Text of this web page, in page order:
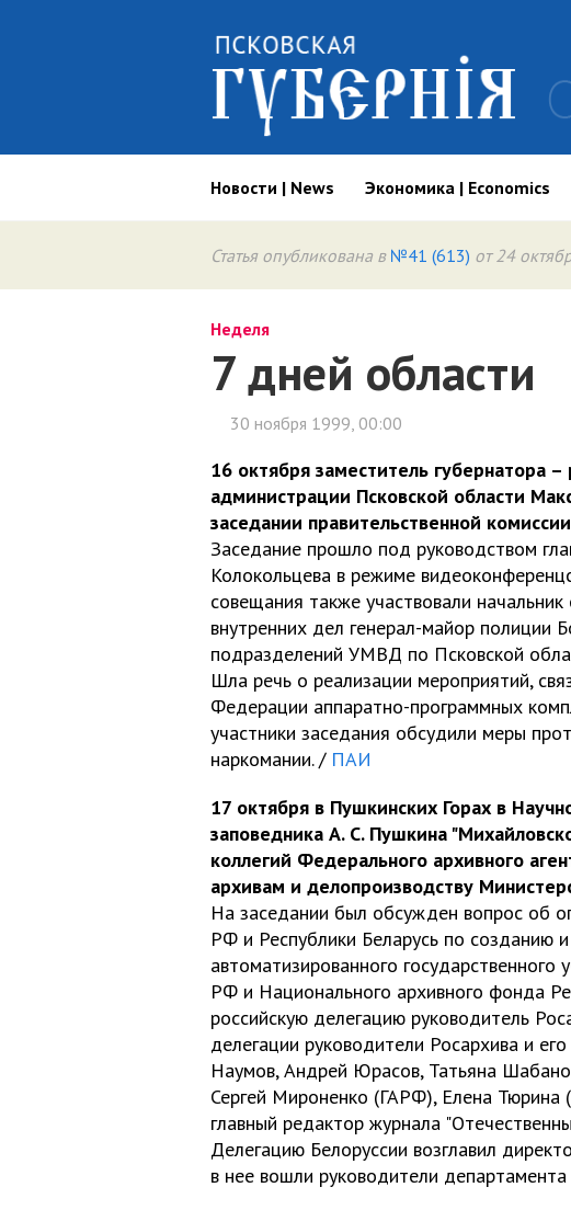
Новости | News Экономика | Economics
Статья опубликована в №41 (613) от 24
Неделя
7 дней области
30 ноября 1999, 00:00
16 октября заместитель губернатора
администрации Псковской области
заседании правительственной
Заседание прошло под руководством
Колокольцева в режиме
совещания также участвовали
внутренних дел генерал-майор полиции
подразделений УМВД по Псковской
Шла речь о реализации мероприятий,
Федерации аппаратно-программных
участники заседания обсудили меры
наркомании. / ПАИ
17 октября в Пушкинских Горах в
заповедника А. С. Пушкина
коллегий Федерального архивного
архивам и делопроизводству
На заседании был обсужден вопрос об
РФ и Республики Беларусь по созданию
автоматизированного
РФ и Национального архивного фонда
российскую делегацию руководитель
делегации руководители Росархива и
Наумов, Андрей Юрасов, Татьяна
Сергей Мироненко (ГАРФ), Елена
главный редактор журнала
Делегацию Белоруссии возглавил
в нее вошли руководители